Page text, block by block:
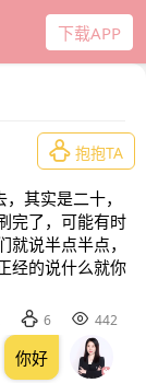
下载APP
 抱抱TA
其实是二十，
完了，可能有时
说半点半点，
经的说什么就你
 6  442
你好